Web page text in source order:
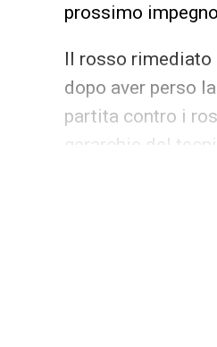
prossimo
Il rosso rimediato
dopo aver perso
partita contro i
gerarchie del
ma a quel punto